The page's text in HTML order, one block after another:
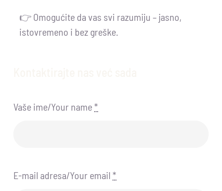
👉 Omogućite da vas svi razumiju – jasno,
istovremeno i bez greške.
Vaše ime/Your name *
E-mail adresa/Your email *